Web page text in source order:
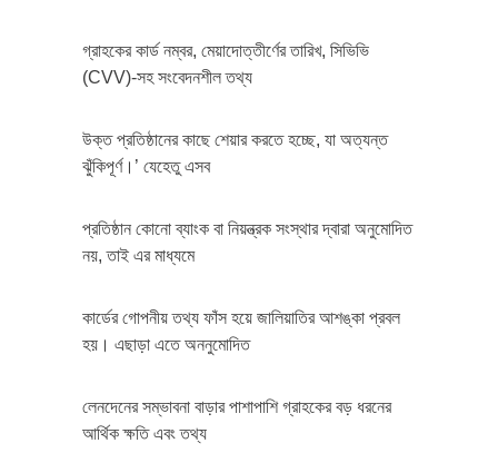
গ্রাহকের কার্ড নম্বর, মেয়াদোত্তীর্ণের তারিখ, সিভিভি
(CVV)-সহ সংবেদনশীল তথ্য
উক্ত প্রতিষ্ঠানের কাছে শেয়ার করতে হচ্ছে, যা অত্যন্ত
ঝুঁকিপূর্ণ।’ যেহেতু এসব
প্রতিষ্ঠান কোনো ব্যাংক বা নিয়ন্ত্রক সংস্থার দ্বারা অনুমোদিত
নয়, তাই এর মাধ্যমে
কার্ডের গোপনীয় তথ্য ফাঁস হয়ে জালিয়াতির আশঙ্কা প্রবল
হয়। এছাড়া এতে অননুমোদিত
লেনদেনের সম্ভাবনা বাড়ার পাশাপাশি গ্রাহকের বড় ধরনের
আর্থিক ক্ষতি এবং তথ্য